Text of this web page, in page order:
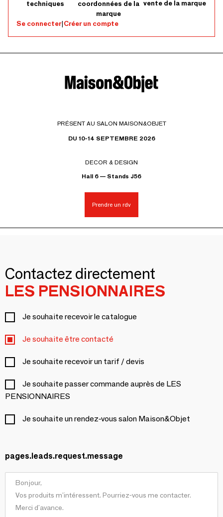
techniques
coordonnées de la
marque
vente de la marque
Se connecter|Créer un compte
PRÉSENT AU SALON MAISON&OBJET
DU 10-14 SEPTEMBRE 2026
DECOR & DESIGN
Hall 6 — Stands J56
Prendre un rdv
Contactez directement
LES PENSIONNAIRES
Je souhaite recevoir le catalogue
Je souhaite être contacté
Je souhaite recevoir un tarif / devis
Je souhaite passer commande auprès de LES
PENSIONNAIRES
Je souhaite un rendez-vous salon Maison&Objet
pages.leads.request.message